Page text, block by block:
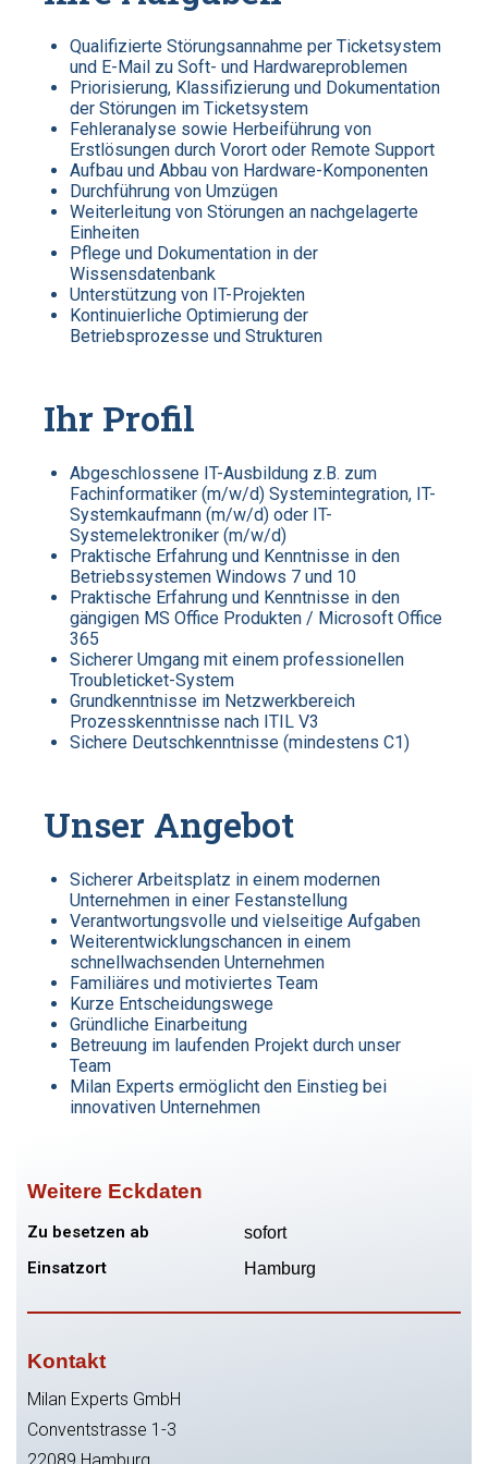
Qualifizierte Störungsannahme per Ticketsystem
und E-Mail zu Soft- und Hardwareproblemen
Priorisierung, Klassifizierung und Dokumentation
der Störungen im Ticketsystem
Fehleranalyse sowie Herbeiführung von
Erstlösungen durch Vorort oder Remote Support
Aufbau und Abbau von Hardware-Komponenten
Durchführung von Umzügen
Weiterleitung von Störungen an nachgelagerte
Einheiten
Pflege und Dokumentation in der
Wissensdatenbank
Unterstützung von IT-Projekten
Kontinuierliche Optimierung der
Betriebsprozesse und Strukturen
Ihr Profil
Abgeschlossene IT-Ausbildung z.B. zum
Fachinformatiker (m/w/d) Systemintegration, IT-
Systemkaufmann (m/w/d) oder IT-
Systemelektroniker (m/w/d)
Praktische Erfahrung und Kenntnisse in den
Betriebssystemen Windows 7 und 10
Praktische Erfahrung und Kenntnisse in den
gängigen MS Office Produkten / Microsoft Office
365
Sicherer Umgang mit einem professionellen
Troubleticket-System
Grundkenntnisse im Netzwerkbereich
Prozesskenntnisse nach ITIL V3
Sichere Deutschkenntnisse (mindestens C1)
Unser Angebot
Sicherer Arbeitsplatz in einem modernen
Unternehmen in einer Festanstellung
Verantwortungsvolle und vielseitige Aufgaben
Weiterentwicklungschancen in einem
schnellwachsenden Unternehmen
Familiäres und motiviertes Team
Kurze Entscheidungswege
Gründliche Einarbeitung
Betreuung im laufenden Projekt durch unser
Team
Milan Experts ermöglicht den Einstieg bei
innovativen Unternehmen
Weitere Eckdaten
Zu besetzen ab sofort
Einsatzort Hamburg
Kontakt
Milan Experts GmbH
Conventstrasse 1-3
22089 Hamburg